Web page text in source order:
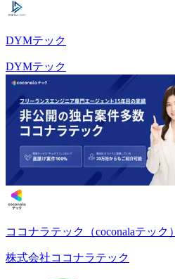
DYMテック
DYMテック
ココナラテック（coconalaテック）
株式会社ココナラテック